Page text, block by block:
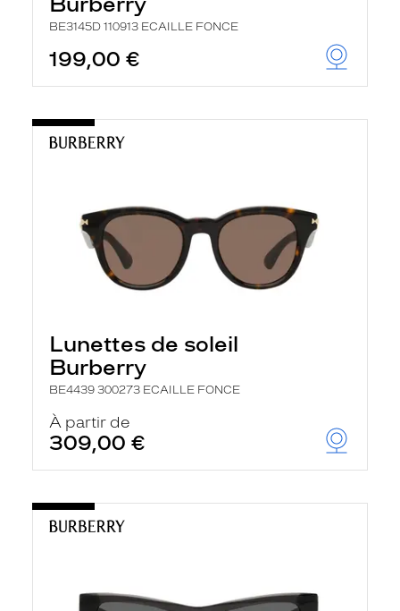
BE3145D 110913 ECAILLE FONCE
199,00 €
Lunettes de soleil
Burberry
BE4439 300273 ECAILLE FONCE
À partir de
309,00 €